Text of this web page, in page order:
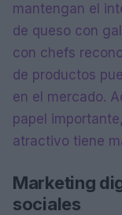
mantengan el
de queso con
con chefs
de productos
en el mercado.
papel
atractivo tiene
Marketing
sociales